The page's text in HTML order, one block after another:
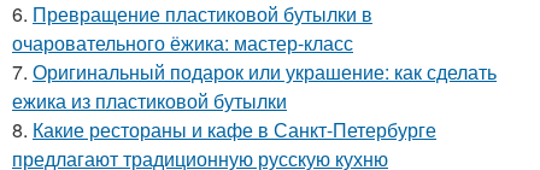
6. Превращение пластиковой бутылки в
очаровательного ёжика: мастер-класс
7. Оригинальный подарок или украшение: как сделать
ежика из пластиковой бутылки
8. Какие рестораны и кафе в Санкт-Петербурге
предлагают традиционную русскую кухню